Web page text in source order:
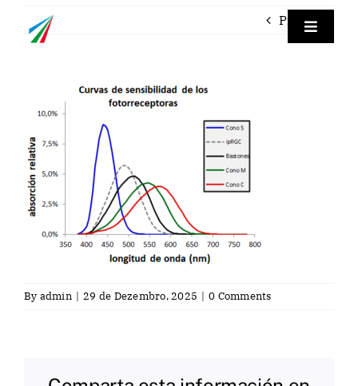
Toggle
Previous
By admin | 29 de Dezembro, 2025 | 0 Comments